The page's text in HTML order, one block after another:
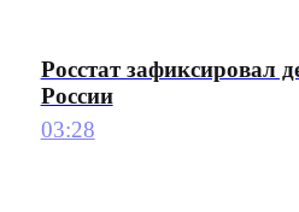
Росстат зафиксировал
России
03:28